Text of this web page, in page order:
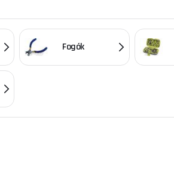
Fogók